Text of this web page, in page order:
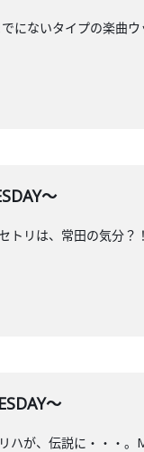
にないタイプの楽曲
～
リは、常田の気分
～
が、伝説に・・・